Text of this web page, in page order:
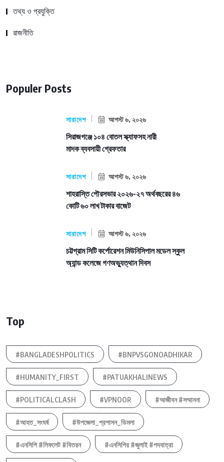
তথ্য ও প্রযুক্তি
রাজনীতি
Populer Posts
সারাদেশ আগস্ট ৬, ২০২৬
সিরাজগঞ্জে ১০৪ বোতল স্ক্যাফসহ নারী
মাদক ব্যবসায়ী গ্রেফতার
সারাদেশ আগস্ট ৬, ২০২৬
শাহরাস্তি পৌরসভার ২০২৬-২৭ অর্থবছরের ৪৬
কোটি ৬০ লাখ টাকার বাজেট
সারাদেশ আগস্ট ৬, ২০২৬
চট্টগ্রাম সিটি কর্পোরেশন মিউনিসিপাল মডেল স্কুল
অ্যান্ড কলেজে গণঅভ্যুত্থান দিবস
Top
#BANGLADESHPOLITICS #BNPVSGONOADHIKAR
#HUMANITY_FIRST #PATUAKHALINEWS
#POLITICALCLASH #VPNOOR #আজীবন #সম্মাননা
#আহত_সংঘর্ষ #উপজেলা_প্রশাসন_ডিমলা
#এনসিপি #লিফলেট #বিতরন #এনসিপির #জুলাই #পদযাত্রা